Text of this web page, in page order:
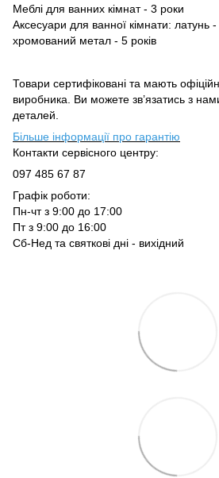
Меблі для ванних кімнат - 3 роки
Аксесуари для ванної кімнати: латунь
хромований метал - 5 років
Товари сертифіковані та мають
виробника. Ви можете зв’язатись з
деталей.
Більше інформації про гарантію
Контакти сервісного центру:
097 485 67 87
Графік роботи:
Пн-чт з 9:00 до 17:00
Пт з 9:00 до 16:00
Сб-Нед та святкові дні - вихідний